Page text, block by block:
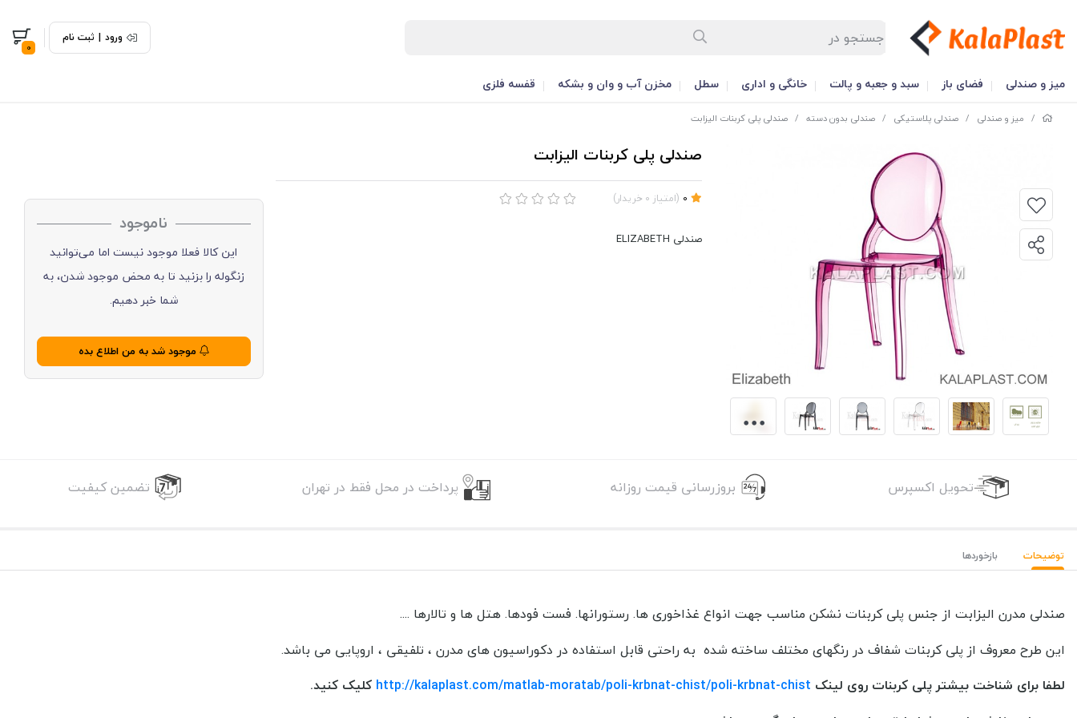
ورود | ثبت نام
0
میز و صندلی فضای باز سبد و جعبه و پالت خانگی و اداری سطل مخزن آب و وان و بشکه قفسه فلزی
/ میز و صندلی / صندلی پلاستیکی / صندلی بدون دسته / صندلی پلی کربنات الیزابت
صندلی پلی کربنات الیزابت
(امتیاز 0 خریدار)
صندلی ELIZABETH
ناموجود
این کالا فعلا موجود نیست اما می‌توانید
زنگوله را بزنید تا به محض موجود شدن، به
شما خبر دهیم.
موجود شد به من اطلاع بده
تحویل اکسپرس بروزرسانی قیمت روزانه پرداخت در محل فقط در تهران تضمین کیفیت
توضیحات بازخوردها
صندلی مدرن الیزابت از جنس پلی کربنات نشکن مناسب جهت انواع غذاخوری ها. رستورانها. فست فودها. هتل ها و تالارها ....
این طرح معروف از پلی کربنات شفاف در رنگهای مختلف ساخته شده به راحتی قابل استفاده در دکوراسیون های مدرن ، تلفیقی ، اروپایی می باشد.
لطفا برای شناخت بیشتر پلی کربنات روی لینک http://kalaplast.com/matlab-moratab/poli-krbnat-chist/poli-krbnat-chist کلیک کنید.